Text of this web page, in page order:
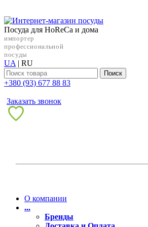
Посуда для HoReCa и дома
импортер
профессиональной
посуды
UA | RU
Поиск
+38‎0 (93) 677 88 83
Заказать звонок
О компании
...
Бренды